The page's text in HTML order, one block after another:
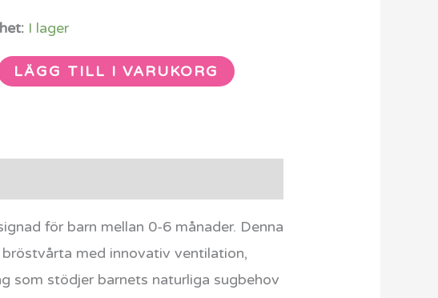
I lager
LÄGG TILL I VARUKORG
för barn mellan 0-6 månader. Denna
med innovativ ventilation,
som stödjer barnets naturliga sugbehov